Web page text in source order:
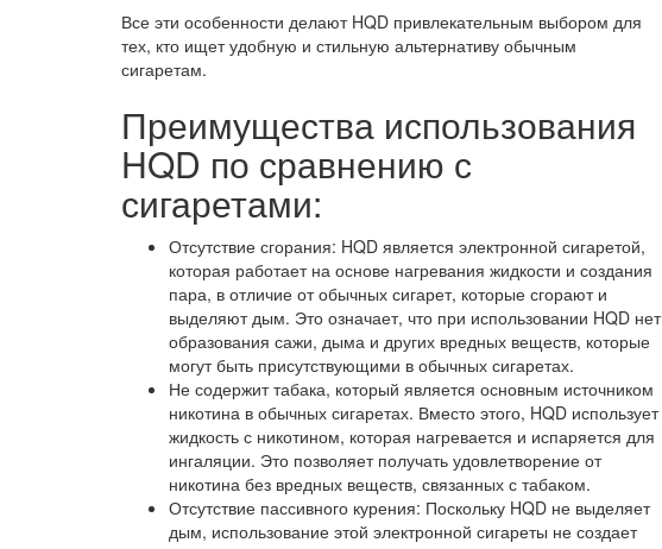
Все эти особенности делают HQD привлекательным выбором для
тех, кто ищет удобную и стильную альтернативу обычным
сигаретам.
Преимущества использования
HQD по сравнению с
сигаретами:
Отсутствие сгорания: HQD является электронной сигаретой,
которая работает на основе нагревания жидкости и создания
пара, в отличие от обычных сигарет, которые сгорают и
выделяют дым. Это означает, что при использовании HQD нет
образования сажи, дыма и других вредных веществ, которые
могут быть присутствующими в обычных сигаретах.
Не содержит табака, который является основным источником
никотина в обычных сигаретах. Вместо этого, HQD использует
жидкость с никотином, которая нагревается и испаряется для
ингаляции. Это позволяет получать удовлетворение от
никотина без вредных веществ, связанных с табаком.
Отсутствие пассивного курения: Поскольку HQD не выделяет
дым, использование этой электронной сигареты не создает